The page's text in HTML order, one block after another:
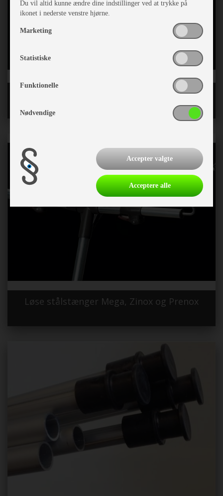
Løse letvægtsstænger CarbonX og Fiber
Løse stålstænger Mega, Zinox og Prenox
Du vil altid kunne ændre dine indstillinger ved at trykke på
ikonet i nederste venstre hjørne.
Marketing
Statistiske
Funktionelle
Nødvendige
Accepter valgte
Acceptere alle